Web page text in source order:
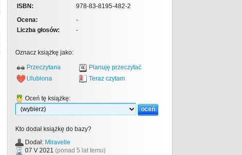
ISBN:
978-83-8195-482-2
Ocena:
-
Liczba głosów:
-
Oznacz książkę jako:
Przeczytana
Planuję przeczytać
Ulubiona
Teraz czytam
Oceń tę książkę:
Kto dodał książkę do bazy?
Dodał: Miravelle
07 V 2021 (ponad 5 lat temu)